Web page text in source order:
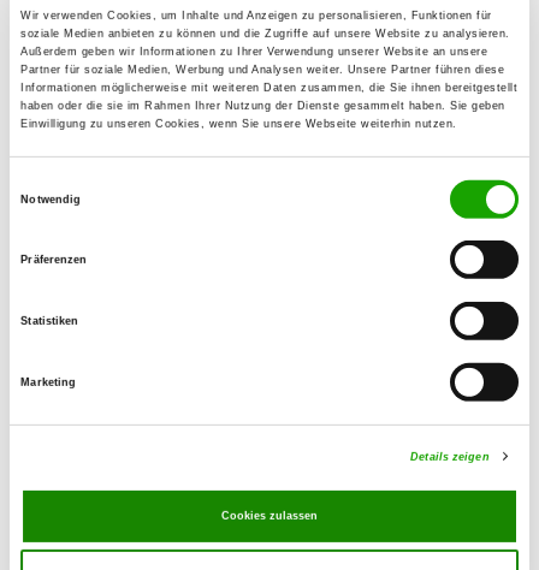
Wir verwenden Cookies, um Inhalte und Anzeigen zu personalisieren, Funktionen für
soziale Medien anbieten zu können und die Zugriffe auf unsere Website zu analysieren.
Außerdem geben wir Informationen zu Ihrer Verwendung unserer Website an unsere
Partner für soziale Medien, Werbung und Analysen weiter. Unsere Partner führen diese
Informationen möglicherweise mit weiteren Daten zusammen, die Sie ihnen bereitgestellt
haben oder die sie im Rahmen Ihrer Nutzung der Dienste gesammelt haben. Sie geben
Einwilligung zu unseren Cookies, wenn Sie unsere Webseite weiterhin nutzen.
Notwendig
Präferenzen
Statistiken
Marketing
Details zeigen
Cookies zulassen
28759 Bremen-Grohn
OG - Bremen-Rönnebeck
Turnerstr. 159a
Details
Im Delmengrund 37
Hochmoorweg (Ecke in der Graft)
27798 Hude
OG - Weyhe-Leeste b. Bremen
Details
28844 Weyhe-Leeste